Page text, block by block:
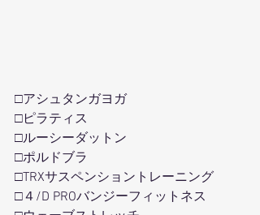
□アシュタンガヨガ
□ピラティス
□ルーシーダットン
□ポルドブラ
□TRXサスペンショントレーニング
□４/D PROバンジーフィットネス